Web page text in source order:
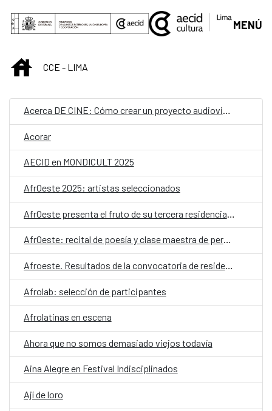
Saut au contenu principal
MENÚ
INICIOCCE - LIMA
Acerca DE CINE: Cómo crear un proyecto audiovisual
Acorar
AECID en MONDICULT 2025
AfrOeste 2025: artistas seleccionados
AfrOeste: recital de poesía y clase maestra de percusión
Afroeste. Resultados de la convocatoria de residencias
Afrolab: selección de participantes
Afrolatinas en escena
Ahora que no somos demasiado viejos todavía
Aina Alegre en Festival Indisciplinados
Ají de loro